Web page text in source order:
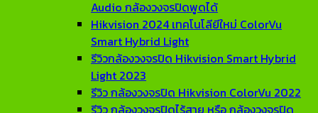
Audio กล้องวงจรปิดพูดได้
Hikvision 2024 เทคโนโลียีใหม่ ColorVu
Smart Hybrid Light
รีวิวกล้องวงจรปิด Hikvision Smart Hybrid
Light 2023
รีวิว กล้องวงจรปิด Hikvision ColorVu 2022
รีวิว กล้องวงจรปิดไร้สาย หรือ กล้องวงจรปิด